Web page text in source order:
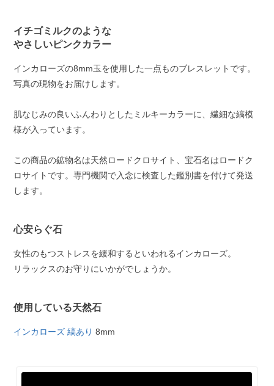
イチゴミルクのような
やさしいピンクカラー
インカローズの8mm玉を使用した一点ものブレスレットです。
写真の現物をお届けします。
肌なじみの良いふんわりとしたミルキーカラーに、繊細な縞模
様が入っています。
この商品の鉱物名は天然ロードクロサイト、宝石名はロードク
ロサイトです。専門機関で入念に検査した鑑別書を付けて発送
します。
心安らぐ石
女性のもつストレスを緩和するといわれるインカローズ。
リラックスのお守りにいかがでしょうか。
使用している天然石
インカローズ 縞あり 8mm